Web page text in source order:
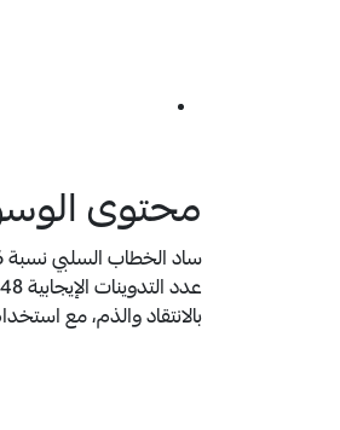
محتوى
بالانتقاد والذم، مع